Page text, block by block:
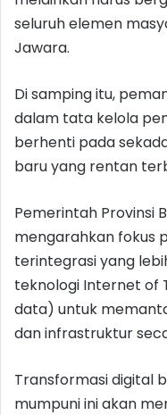
seluruh elemen
Jawara.
Di samping itu,
dalam tata kelola
berhenti pada
baru yang rentan
Pemerintah Provinsi
mengarahkan fokus
terintegrasi yang
teknologi Internet of
data) untuk
dan infrastruktur
Transformasi digital
mumpuni ini akan